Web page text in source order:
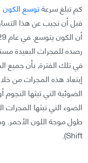
كم تبلغ سرعةتوسع الكون
قبل أن نجيب عن هذا
رصده للمجرات البعيدة
في تلك الفترة, بأن جميع
إبتعاد هذه المجرات من
الضوئية التي تبثها
الضوء التي تبثها المجرات
Shift).